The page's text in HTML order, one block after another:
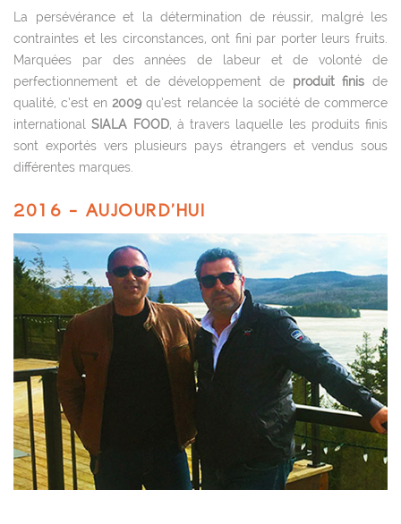
La persévérance et la détermination de réussir, malgré les
contraintes et les circonstances, ont fini par porter leurs fruits.
Marquées par des années de labeur et de volonté de
perfectionnement et de développement de produit finis de
qualité, c’est en 2009 qu’est relancée la société de commerce
internationalSIALA FOOD, à travers laquelle les produits finis
sont exportés vers plusieurs pays étrangers et vendus sous
différentes marques.
2016 - AUJOURD’HUI